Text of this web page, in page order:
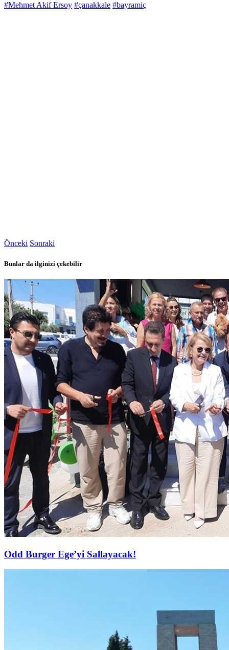
#Mehmet Akif Ersoy #çanakkale #bayramiç
Önceki Sonraki
Bunlar da ilginizi çekebilir
Odd Burger Ege’yi Sallayacak!